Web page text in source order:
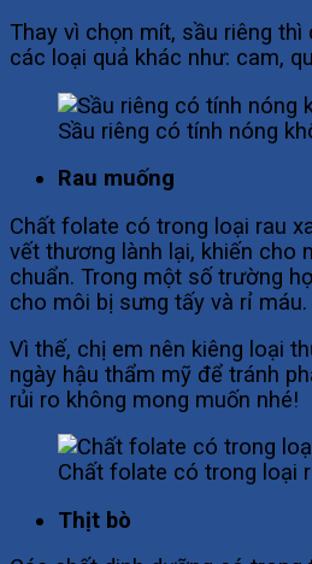
Thay vì chọn mít, sầu riêng thì
các loại quả khác như: cam,
Sầu riêng có tính nóng
Rau muống
Chất folate có trong loại rau
vết thương lành lại, khiến cho
chuẩn. Trong một số trường
cho môi bị sưng tấy và rỉ máu.
Vì thế, chị em nên kiêng loại
ngày hậu thẩm mỹ để tránh
rủi ro không mong muốn nhé!
Chất folate có trong loại
Thịt bò